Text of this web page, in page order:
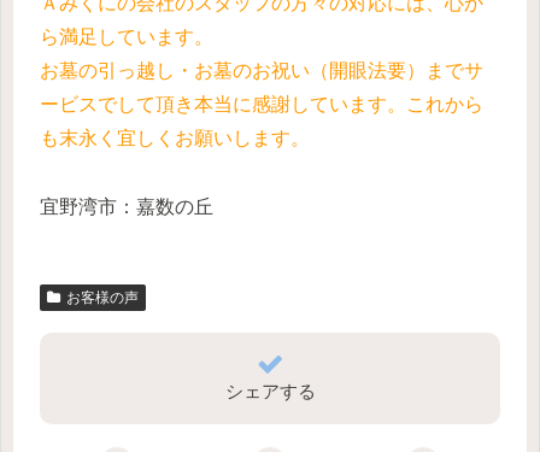
ら満足しています。
お墓の引っ越し・お墓のお祝い（開眼法要）までサ
ービスでして頂き本当に感謝しています。これから
も末永く宜しくお願いします。
宜野湾市：嘉数の丘
お客様の声
シェアする